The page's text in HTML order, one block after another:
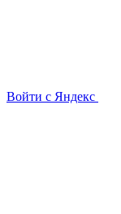
Войти с Яндекс